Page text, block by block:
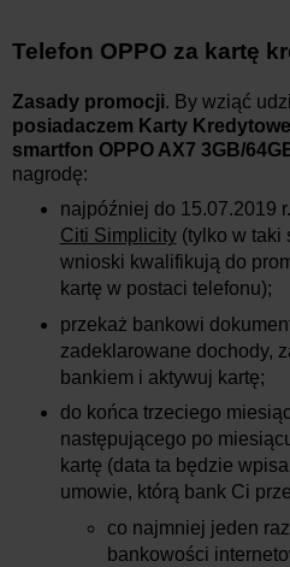
Telefon OPPO za kartę
Zasady promocji. By wziąć
posiadaczem Karty
smartfon OPPO AX7 3GB/
nagrodę:
najpóźniej do 15.07.2019 r.
Citi Simplicity(tylko w taki
wnioski kwalifikują do
kartę w postaci telefonu);
przekaż bankowi
zadeklarowane dochody,
bankiem i aktywuj kartę;
do końca trzeciego
następującego po
kartę (data ta będzie
umowie, którą bank Ci
co najmniej jeden
bankowości